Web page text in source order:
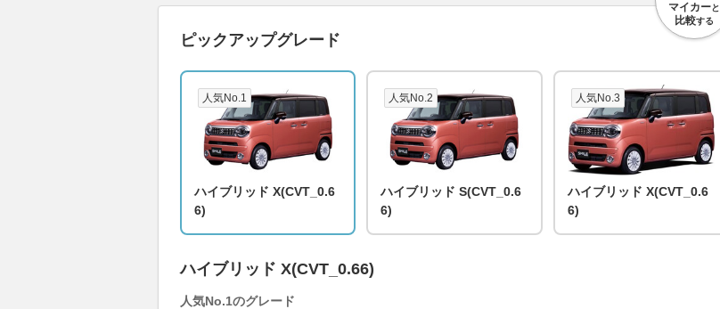
マイカーと
比較する
ピックアップグレード
人気No.1
ハイブリッド X(CVT_0.6
6)
人気No.2
ハイブリッド S(CVT_0.6
6)
人気No.3
ハイブリッド X(CVT_0.6
6)
ハイブリッド X(CVT_0.66)
人気No.1のグレード